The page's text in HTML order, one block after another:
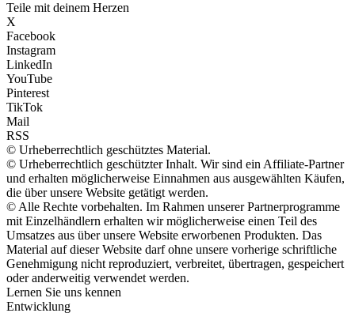
Teile mit deinem Herzen
X
Facebook
Instagram
LinkedIn
YouTube
Pinterest
TikTok
Mail
RSS
© Urheberrechtlich geschütztes Material.
© Urheberrechtlich geschützter Inhalt. Wir sind ein Affiliate-Partner
und erhalten möglicherweise Einnahmen aus ausgewählten Käufen,
die über unsere Website getätigt werden.
© Alle Rechte vorbehalten. Im Rahmen unserer Partnerprogramme
mit Einzelhändlern erhalten wir möglicherweise einen Teil des
Umsatzes aus über unsere Website erworbenen Produkten. Das
Material auf dieser Website darf ohne unsere vorherige schriftliche
Genehmigung nicht reproduziert, verbreitet, übertragen, gespeichert
oder anderweitig verwendet werden.
Lernen Sie uns kennen
Entwicklung